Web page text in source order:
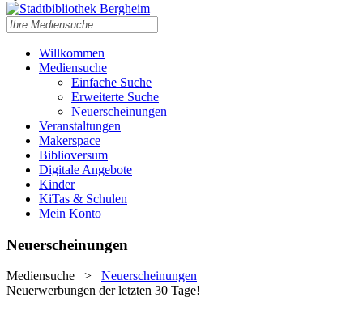
Willkommen
Mediensuche
Einfache Suche
Erweiterte Suche
Neuerscheinungen
Veranstaltungen
Makerspace
Biblioversum
Digitale Angebote
Kinder
KiTas & Schulen
Mein Konto
Neuerscheinungen
Mediensuche > Neuerscheinungen
Neuerwerbungen der letzten 30 Tage!